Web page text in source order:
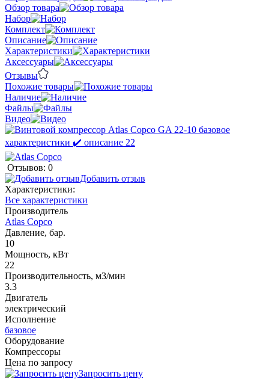
Обзор товара
Набор
Комплект
Описание
Характеристики
Аксессуары
Отзывы
Похожие товары
Наличие
Файлы
Видео
Отзывов: 0
Добавить отзыв
Характеристики:
Все характеристики
Производитель
Atlas Copco
Давление, бар.
10
Мощность, кВт
22
Производительность, м3/мин
3.3
Двигатель
электрический
Исполнение
базовое
Оборудование
Компрессоры
Цена по запросу
Запросить цену